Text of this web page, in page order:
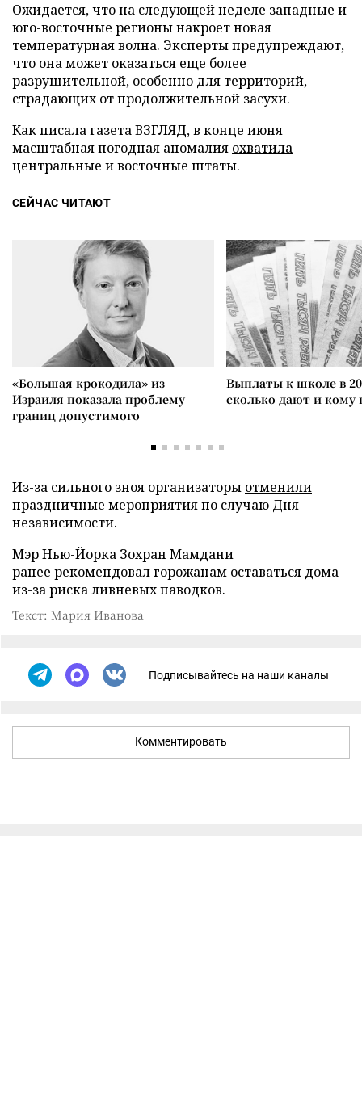
Ожидается, что на следующей неделе западные и
юго-восточные регионы накроет новая
температурная волна. Эксперты предупреждают,
что она может оказаться еще более
разрушительной, особенно для территорий,
страдающих от продолжительной засухи.
Как писала газета ВЗГЛЯД, в конце июня
масштабная погодная аномалия охватила
центральные и восточные штаты.
СЕЙЧАС ЧИТАЮТ
«Большая крокодила» из
Израиля показала проблему
границ допустимого
Выплаты к школе в
сколько дают и
Из-за сильного зноя организаторы отменили
праздничные мероприятия по случаю Дня
независимости.
Мэр Нью-Йорка Зохран Мамдани
ранее рекомендовалгорожанам оставаться дома
из-за риска ливневых паводков.
Текст: Мария Иванова
Подписывайтесь на наши каналы
Комментировать